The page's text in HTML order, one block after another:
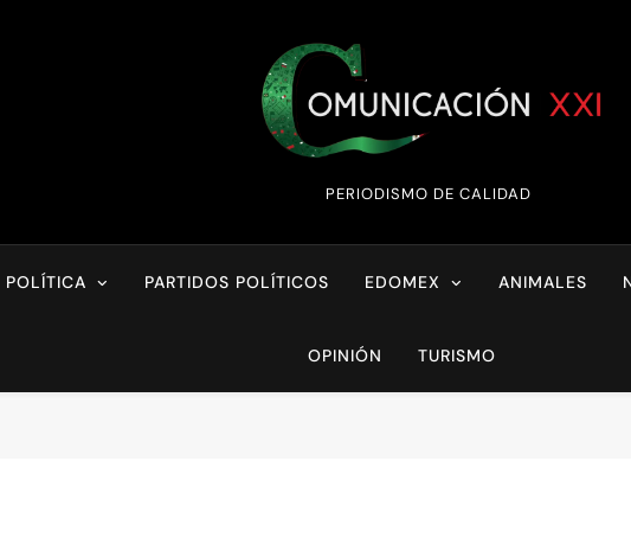
Comunicación
PERIODISMO DE CALIDAD
POLÍTICA PARTIDOS POLÍTICOS EDOMEX ANIMALES
OPINIÓN TURISMO